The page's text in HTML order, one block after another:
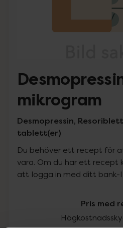
mikrogram
Desmopressin,
tablett(er)
Du behöver ett recept för
vara. Om du har ett recept
att logga in med ditt bank-
Pris med